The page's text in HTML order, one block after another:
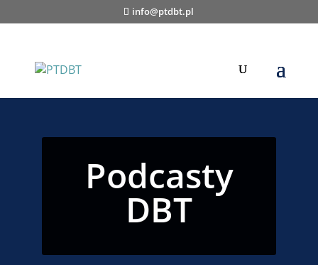
info@ptdbt.pl
Podcasty
DBT